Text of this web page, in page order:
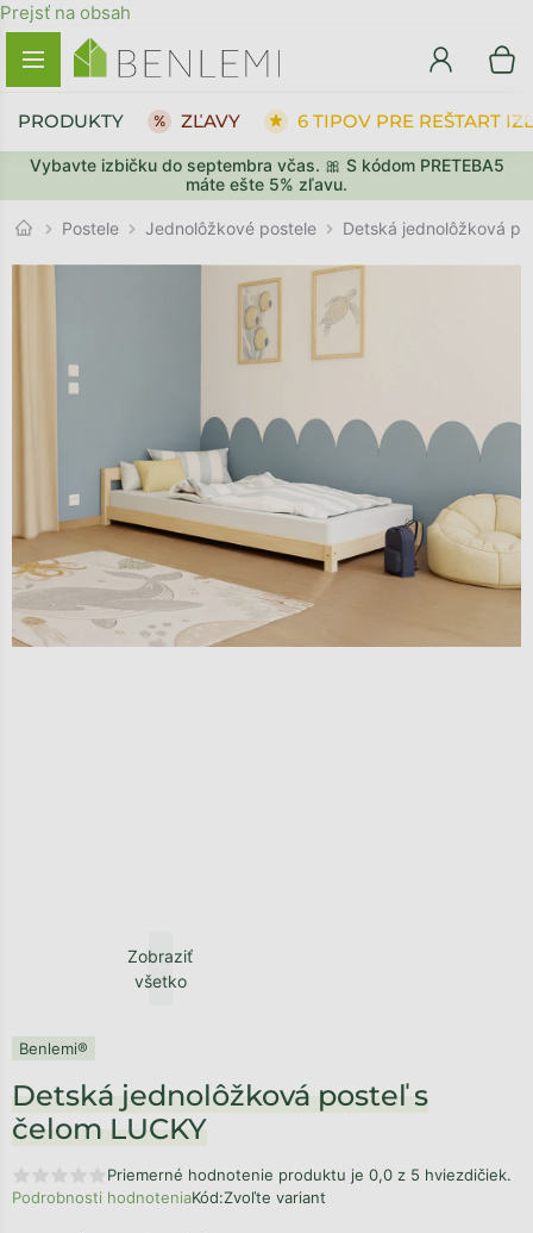
Prejsť na obsah
Vybavte izbičku do septembra včas. 🎀 S kódom PRETEBA5
máte ešte 5% zľavu.
PRODUKTY ZĽAVY 6 TIPOV PRE REŠTART
Postele Jednolôžkové postele Detská jednolôžková
Zobraziť
všetko
Benlemi®
Detská jednolôžková posteľ s
čelom LUCKY
Priemerné hodnotenie produktu je 0,0 z 5 hviezdičiek.
Podrobnosti hodnoteniaKód:Zvoľte variant
SPÄŤ DO OBCHODU PREJSŤ DO KOŠÍKA